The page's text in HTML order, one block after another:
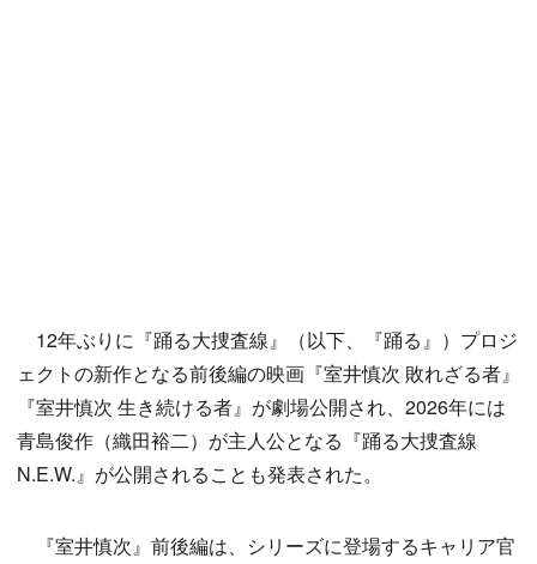
12年ぶりに『踊る大捜査線』（以下、『踊る』）プロジ
ェクトの新作となる前後編の映画『室井慎次 敗れざる者』
『室井慎次 生き続ける者』が劇場公開され、2026年には
青島俊作（織田裕二）が主人公となる『踊る大捜査線
N.E.W.』が公開されることも発表された。
『室井慎次』前後編は、シリーズに登場するキャリア官